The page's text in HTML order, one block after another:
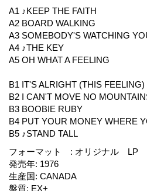
A1 ♪KEEP THE FAITH
A2 BOARD WALKING
A3 SOMEBODY'S WATCHING
A4 ♪THE KEY
A5 OH WHAT A FEELING
B1 IT'S ALRIGHT (THIS FEELING)
B2 I CAN'T MOVE NO
B3 BOOBIE RUBY
B4 PUT YOUR MONEY WHERE
B5 ♪STAND TALL
フォーマット : オリジナル LP
発売年: 1976
生産国: CANADA
盤質: EX+